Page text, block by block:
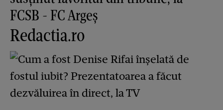
FCSB - FC Argeș
Redactia.ro